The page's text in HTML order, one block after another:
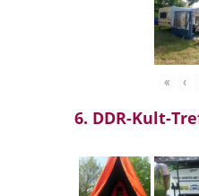
« ‹
6. DDR-Kult-